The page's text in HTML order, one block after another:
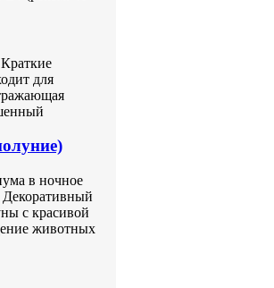
для
в ночное
с красивой
животных